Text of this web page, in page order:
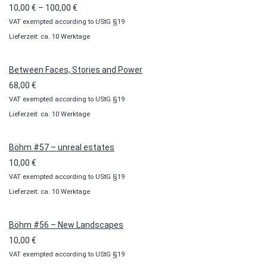
10,00 € – 100,00 €
10,00 €
bis
VAT exempted according to UStG §19
Lieferzeit: ca. 10 Werktage
Between Faces, Stories and Power
68,00 €
VAT exempted according to UStG §19
Lieferzeit: ca. 10 Werktage
Böhm #57 – unreal estates
10,00 €
VAT exempted according to UStG §19
Lieferzeit: ca. 10 Werktage
Böhm #56 – New Landscapes
10,00 €
VAT exempted according to UStG §19